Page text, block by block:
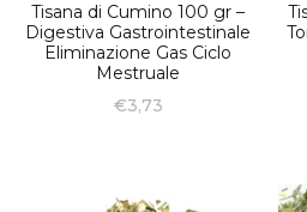
Tisana di Cumino 100 gr –
Digestiva Gastrointestinale
Eliminazione Gas Ciclo
Mestruale
€3,73